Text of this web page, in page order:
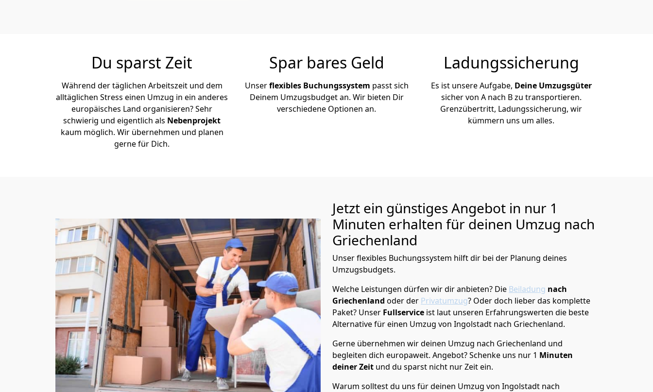
Du sparst Zeit
Während der täglichen Arbeitszeit und dem
alltäglichen Stress einen Umzug in ein anderes
europäisches Land organisieren? Sehr
schwierig und eigentlich als Nebenprojekt
kaum möglich. Wir übernehmen und planen
gerne für Dich.
Spar bares Geld
Unserflexibles Buchungssystem passt sich
Deinem Umzugsbudget an. Wir bieten Dir
verschiedene Optionen an.
Ladungssicherung
Es ist unsere Aufgabe, Deine Umzugsgüter
sicher von A nach B zu transportieren.
Grenzübertritt, Ladungssicherung, wir
kümmern uns um alles.
Jetzt ein günstiges Angebot in nur 1
Minuten erhalten für deinen Umzug nach
Griechenland
Unser flexibles Buchungssystem hilft dir bei der Planung deines
Umzugsbudgets.
Welche Leistungen dürfen wir dir anbieten? Die Beiladung nach
Griechenland oder der Privatumzug? Oder doch lieber das komplette
Paket? Unser Fullservice ist laut unseren Erfahrungswerten die beste
Alternative für einen Umzug von Ingolstadt nach Griechenland.
Gerne übernehmen wir deinen Umzug nach Griechenland und
begleiten dich europaweit. Angebot? Schenke uns nur 1 Minuten
deiner Zeit und du sparst nicht nur Zeit ein.
Warum solltest du uns für deinen Umzug von Ingolstadt nach